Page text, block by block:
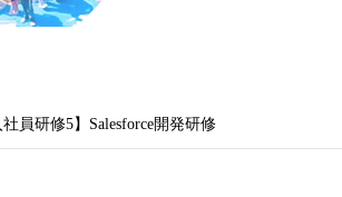
社員研修5】Salesforce開発研修